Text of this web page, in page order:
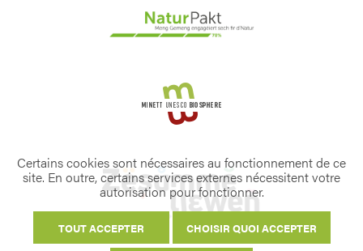
Certains cookies sont nécessaires au fonctionnement de ce
site. En outre, certains services externes nécessitent votre
autorisation pour fonctionner.
TOUT ACCEPTER CHOISIR QUOI ACCEPTER